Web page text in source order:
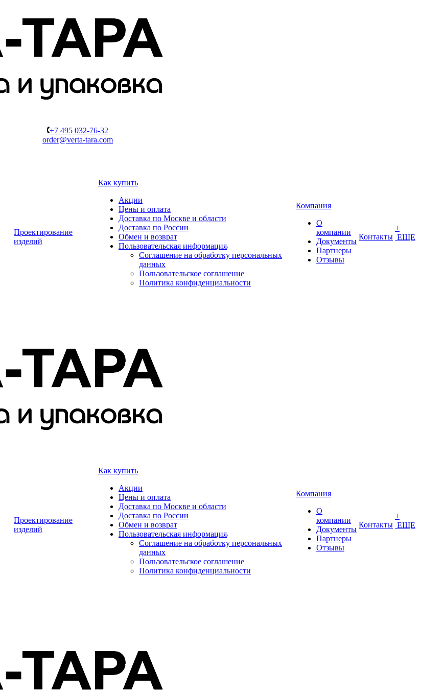
+7 495 032-76-32
order@verta-tara.com
Проектирование
изделий
Как купить
Акции
Цены и оплата
Доставка по Москве и области
Доставка по России
Обмен и возврат
Пользовательская информация
Соглашение на обработку персональных
данных
Пользовательское соглашение
Политика конфиденциальности
Компания
О
компании
Документы
Партнеры
Отзывы
Контакты
+
ЕЩЕ
Проектирование
изделий
Как купить
Акции
Цены и оплата
Доставка по Москве и области
Доставка по России
Обмен и возврат
Пользовательская информация
Соглашение на обработку персональных
данных
Пользовательское соглашение
Политика конфиденциальности
Компания
О
компании
Документы
Партнеры
Отзывы
Контакты
+
ЕЩЕ